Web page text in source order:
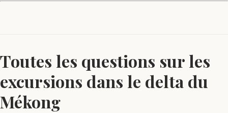
Toutes les questions sur les
excursions dans le delta du
Mékong